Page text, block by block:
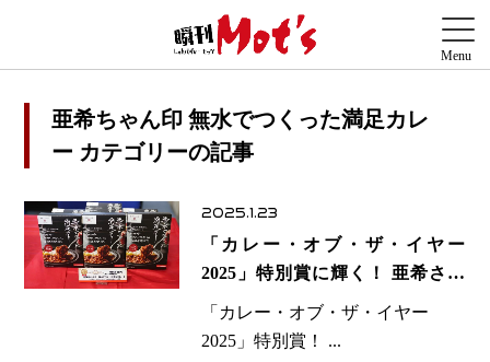
亜希ちゃん印 無水でつくった満足カレ
ー カテゴリーの記事
2025.1.23
「カレー・オブ・ザ・イヤー
2025」特別賞に輝く！ 亜希さん
と池澤智さんの情熱が生んだ究極
の無水カレー
「カレー・オブ・ザ・イヤー
2025」特別賞！ ...